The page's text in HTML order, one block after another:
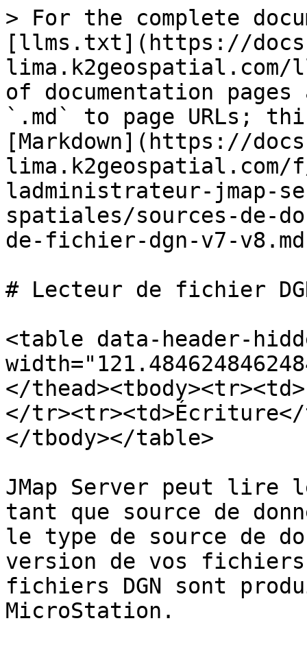
> For the complete
[llms.txt](https://
of documentation
`.md` to page URLs;
[Markdown](https://
ladministrateur-jmap-
spatiales/sources-de-
de-fichier-dgn-v7-
# Lecteur de fichier
<table data-header-
</
</tr><tr><td>Écriture</
</tbody></table>
JMap Server peut lire
tant que source de
le type de source de
version de vos fichiers
fichiers DGN sont
MicroStation.